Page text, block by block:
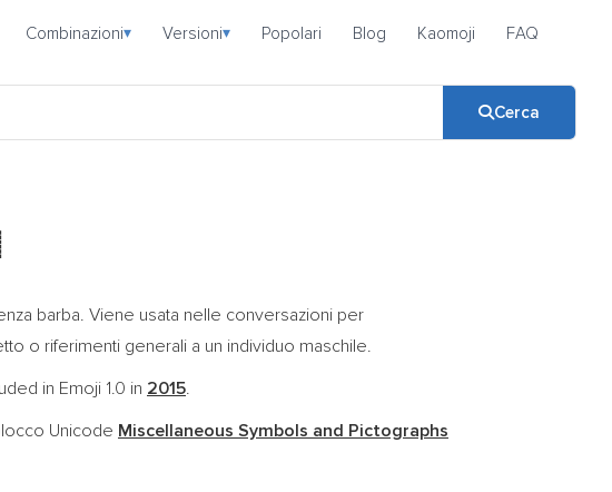
Combinazioni▾ Versioni▾ Popolari Blog Kaomoji FAQ
Cerca
barba. Viene usata nelle conversazioni per
o riferimenti generali a un individuo maschile.
in Emoji 1.0 in 2015.
Unicode Miscellaneous Symbols and Pictographs